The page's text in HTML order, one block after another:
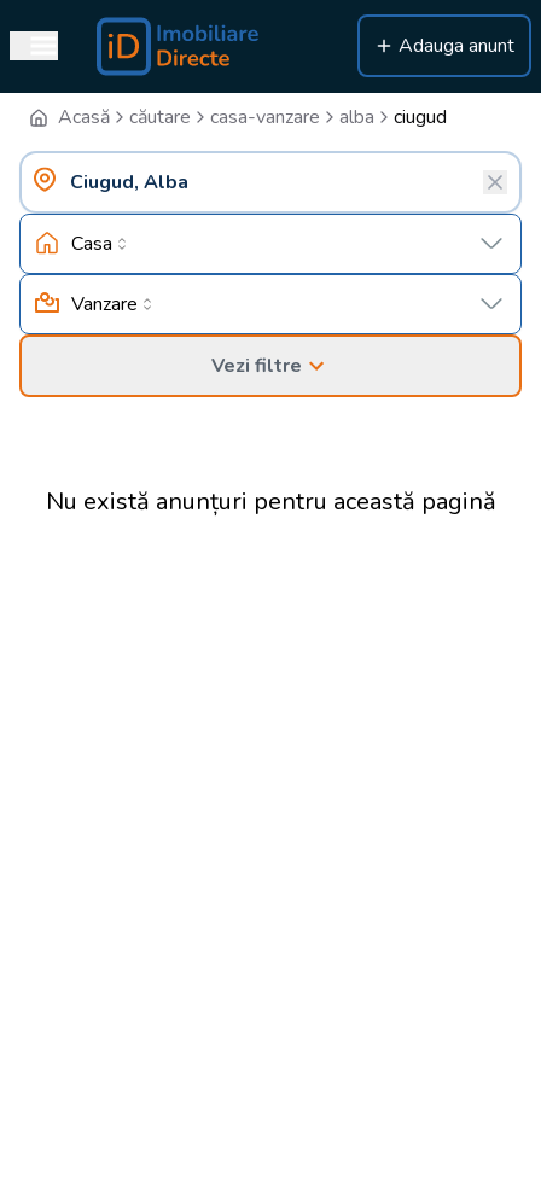
Adauga anunt
Acasă căutare casa-vanzare alba ciugud
Casa
Vanzare
Vezi filtre
Nu există anunțuri pentru această pagină